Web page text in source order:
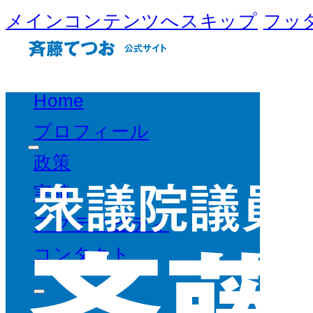
メインコンテンツへスキップ フッ
Home
プロフィール
政策
実績
アクティビティ
コンタクト